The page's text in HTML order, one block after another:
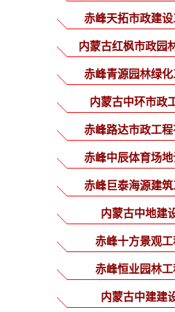
赤峰天拓市政建
内蒙古红枫市政园
赤峰青源园林绿
内蒙古中环市政
赤峰路达市政工
赤峰中辰体育场
赤峰巨泰海源建
内蒙古中地建
赤峰十方景观工
赤峰恒业园林工
内蒙古中建建